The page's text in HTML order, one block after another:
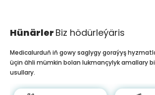
Hünärler Biz hödürleýäris
Medicalurduň iň gowy saglygy goraýyş
üçin ähli mümkin bolan lukmançylyk amallary
usullary.